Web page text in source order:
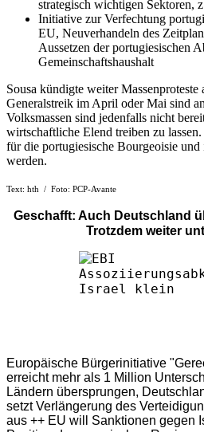
strategisch wichtigen Sektoren,
Initiative zur Verfechtung
EU, Neuverhandeln des
Aussetzen der portugiesischen
Gemeinschaftshaushalt
Sousa kündigte weiter Massenproteste
Generalstreik im April oder Mai sind
Volksmassen sind jedenfalls nicht
wirtschaftliche Elend treiben zu
für die portugiesische Bourgeoisie
werden.
Text: hth / Foto: PCP-Avante
Geschafft: Auch Deutschland
Trotzdem weiter
Europäische Bürgerinitiative
erreicht mehr als 1 Million
Ländern übersprungen,
setzt Verlängerung des
aus ++ EU will Sanktionen gegen